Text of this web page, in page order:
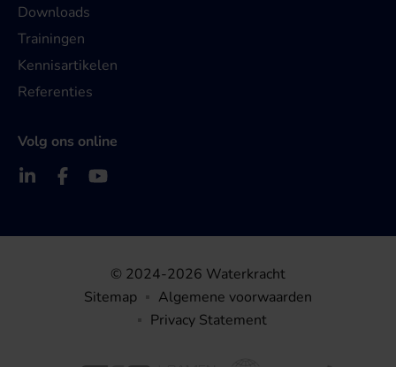
Downloads
Trainingen
Kennisartikelen
Referenties
Volg ons online
© 2024-2026 Waterkracht
Sitemap
Algemene voorwaarden
Privacy Statement